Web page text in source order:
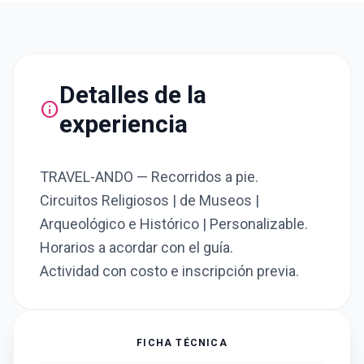
info
Detalles de la
experiencia
TRAVEL-ANDO — Recorridos a pie.
Circuitos Religiosos | de Museos |
Arqueológico e Histórico | Personalizable.
Horarios a acordar con el guía.
Actividad con costo e inscripción previa.
FICHA TÉCNICA